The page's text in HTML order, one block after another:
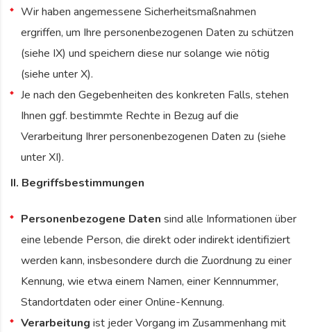
Wir haben angemessene Sicherheitsmaßnahmen
ergriffen, um Ihre personenbezogenen Daten zu schützen
(siehe IX) und speichern diese nur solange wie nötig
(siehe unter X).
Je nach den Gegebenheiten des konkreten Falls, stehen
Ihnen ggf. bestimmte Rechte in Bezug auf die
Verarbeitung Ihrer personenbezogenen Daten zu (siehe
unter XI).
II. Begriffsbestimmungen
Personenbezogene Daten sind alle Informationen über
eine lebende Person, die direkt oder indirekt identifiziert
werden kann, insbesondere durch die Zuordnung zu einer
Kennung, wie etwa einem Namen, einer Kennnummer,
Standortdaten oder einer Online-Kennung.
Verarbeitung ist jeder Vorgang im Zusammenhang mit